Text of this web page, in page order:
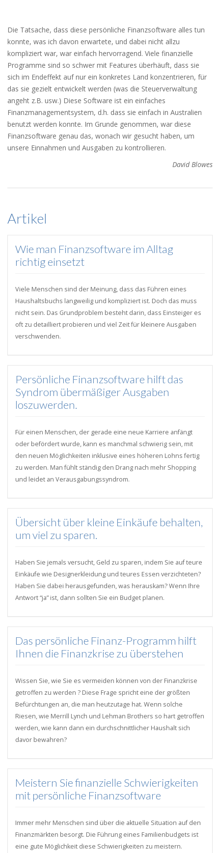
Die Tatsache, dass diese persönliche Finanzsoftware alles tun
konnte, was ich davon erwartete, und dabei nicht allzu
kompliziert war, war einfach hervorragend. Viele finanzielle
Programme sind so schwer mit Features überhäuft, dass sie
sich im Endeffekt auf nur ein konkretes Land konzentrieren, für
das sie gezielt entwickelt werden (was die Steuerverwaltung
angeht z.B. usw.) Diese Software ist ein einfaches
Finanzmanagementsystem, d.h. dass sie einfach in Australien
benutzt werden konnte. Im Grunde genommen, war diese
Finanzsoftware genau das, wonach wir gesucht haben, um
unsere Einnahmen und Ausgaben zu kontrollieren.
David Blowes
Artikel
Wie man Finanzsoftware im Alltag
richtig einsetzt
Viele Menschen sind der Meinung, dass das Führen eines
Haushaltsbuchs langweilig und kompliziert ist. Doch das muss
nicht sein. Das Grundproblem besteht darin, dass Einsteiger es
oft zu detailliert probieren und viel Zeit für kleinere Ausgaben
verschwenden.
Persönliche Finanzsoftware hilft das
Syndrom übermäßiger Ausgaben
loszuwerden.
Für einen Menschen, der gerade eine neue Karriere anfängt
oder befördert wurde, kann es manchmal schwierig sein, mit
den neuen Möglichkeiten inklusive eines höheren Lohns fertig
zu werden. Man fühlt ständig den Drang nach mehr Shopping
und leidet an Verausgabungssyndrom.
Übersicht über kleine Einkäufe behalten,
um viel zu sparen.
Haben Sie jemals versucht, Geld zu sparen, indem Sie auf teure
Einkäufe wie Designerkleidung und teures Essen verzichteten?
Haben Sie dabei herausgefunden, was herauskam? Wenn Ihre
Antwort “ja” ist, dann sollten Sie ein Budget planen.
Das persönliche Finanz-Programm hilft
Ihnen die Finanzkrise zu überstehen
Wissen Sie, wie Sie es vermeiden können von der Finanzkrise
getroffen zu werden ? Diese Frage spricht eine der größten
Befürchtungen an, die man heutzutage hat. Wenn solche
Riesen, wie Merrill Lynch und Lehman Brothers so hart getroffen
werden, wie kann dann ein durchschnittlicher Haushalt sich
davor bewahren?
Meistern Sie finanzielle Schwierigkeiten
mit persönliche Finanzsoftware
Immer mehr Menschen sind über die aktuelle Situation auf den
Finanzmärkten besorgt. Die Führung eines Familienbudgets ist
eine gute Möglichkeit diese Schwierigkeiten zu meistern.